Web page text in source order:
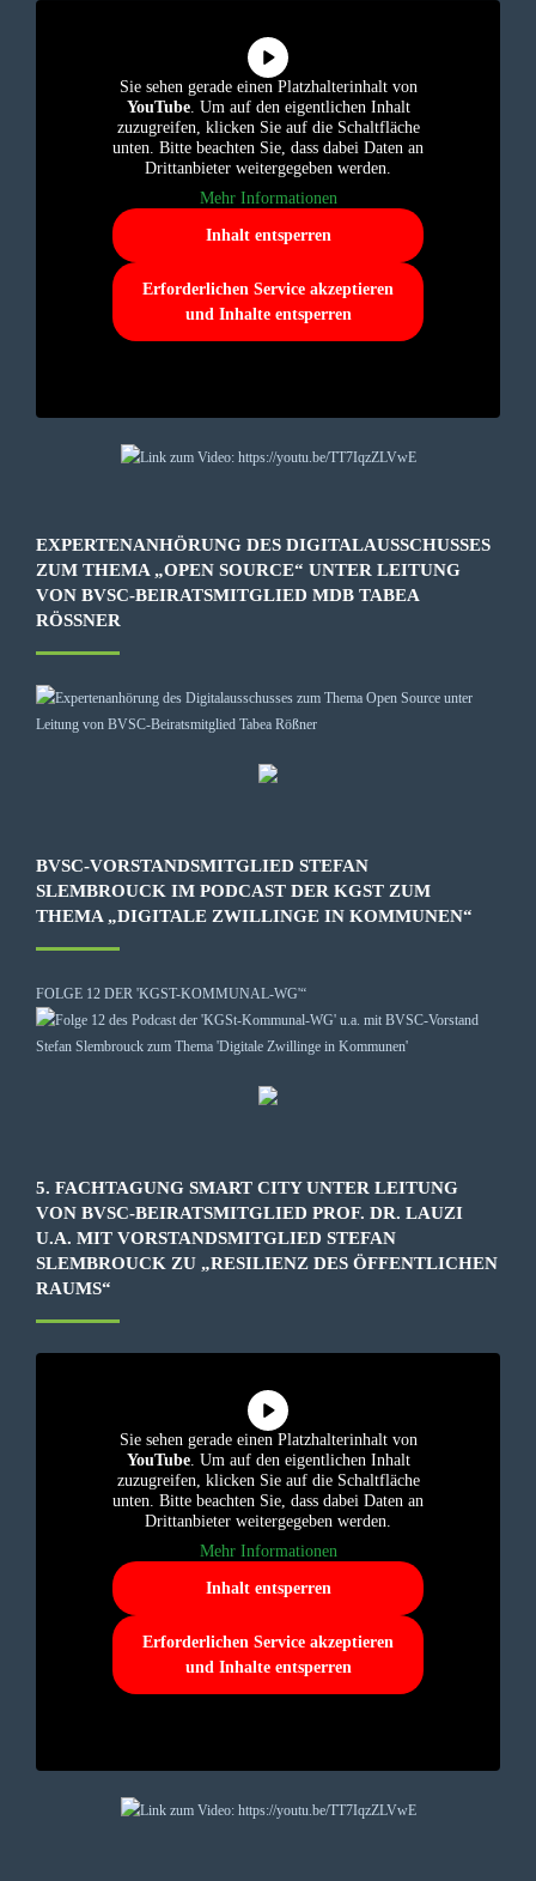
Sie sehen gerade einen Platzhalterinhalt von
YouTube. Um auf den eigentlichen Inhalt
zuzugreifen, klicken Sie auf die Schaltfläche
unten. Bitte beachten Sie, dass dabei Daten an
Drittanbieter weitergegeben werden.
Mehr Informationen
Inhalt entsperren
Erforderlichen Service akzeptieren
und Inhalte entsperren
EXPERTENANHÖRUNG DES DIGITALAUSSCHUSSES
ZUM THEMA „OPEN SOURCE“ UNTER LEITUNG
VON BVSC-BEIRATSMITGLIED MDB TABEA
RÖSSNER
BVSC-VORSTANDSMITGLIED STEFAN
SLEMBROUCK IM PODCAST DER KGST ZUM
THEMA „DIGITALE ZWILLINGE IN KOMMUNEN“
FOLGE 12 DER 'KGST-KOMMUNAL-WG'“
5. FACHTAGUNG SMART CITY UNTER LEITUNG
VON BVSC-BEIRATSMITGLIED PROF. DR. LAUZI
U.A. MIT VORSTANDSMITGLIED STEFAN
SLEMBROUCK ZU „RESILIENZ DES ÖFFENTLICHEN
RAUMS“
Sie sehen gerade einen Platzhalterinhalt von
YouTube. Um auf den eigentlichen Inhalt
zuzugreifen, klicken Sie auf die Schaltfläche
unten. Bitte beachten Sie, dass dabei Daten an
Drittanbieter weitergegeben werden.
Mehr Informationen
Inhalt entsperren
Erforderlichen Service akzeptieren
und Inhalte entsperren